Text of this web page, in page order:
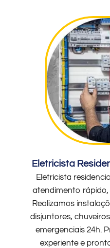
Eletricista
Eletricista
atendimento
Realizamos
disjuntores,
emergenciais 24h.
experiente e